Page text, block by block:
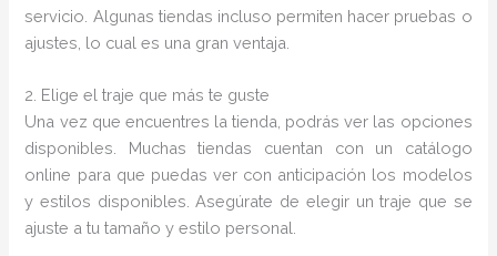
servicio. Algunas tiendas incluso permiten hacer pruebas o
ajustes, lo cual es una gran ventaja.
2. Elige el traje que más te guste
Una vez que encuentres la tienda, podrás ver las opciones
disponibles. Muchas tiendas cuentan con un catálogo
online para que puedas ver con anticipación los modelos
y estilos disponibles. Asegúrate de elegir un traje que se
ajuste a tu tamaño y estilo personal.